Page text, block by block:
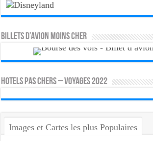
Billets d’avion moins cher
HOTELS PAS CHERS – VOYAGES 2022
Images et Cartes les plus Populaires